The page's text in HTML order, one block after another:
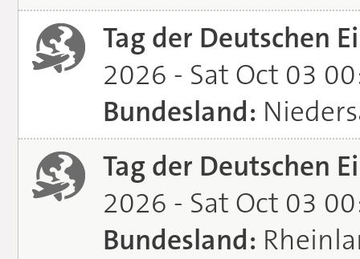
Tag der Deutschen
2026 - Sat Oct 03
Bundesland:
Tag der Deutschen
2026 - Sat Oct 03
Bundesland: